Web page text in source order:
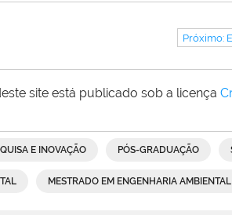
Próximo:
site está publicado sob a licença
E INOVAÇÃO PÓS-GRADUAÇÃO
MESTRADO EM ENGENHARIA AMBIENTAL